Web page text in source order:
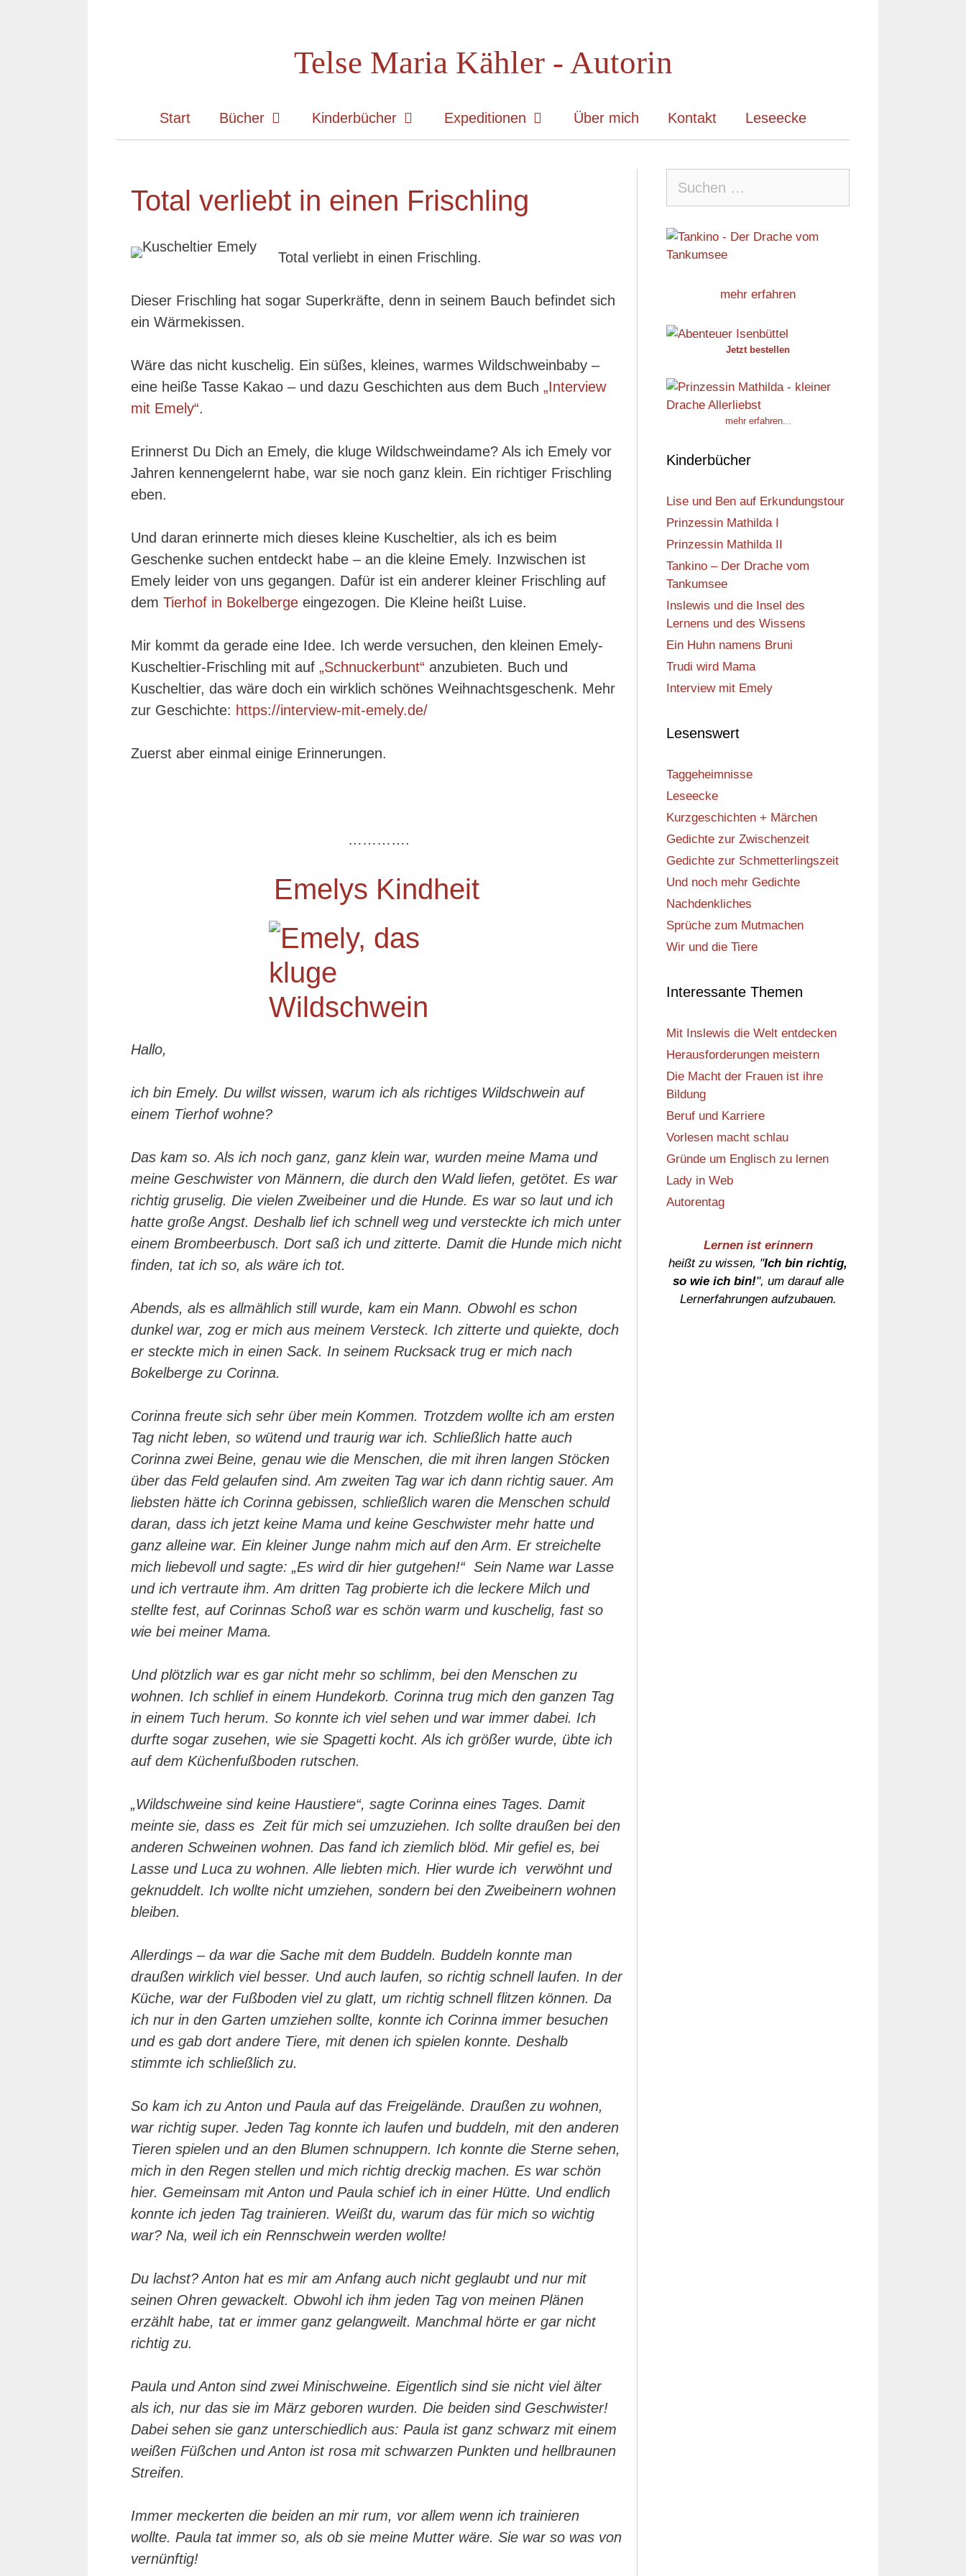
Telse Maria Kähler - Autorin
Start Bücher Kinderbücher Expeditionen Über mich Kontakt Leseecke
Total verliebt in einen Frischling
Total verliebt in einen Frischling.
Dieser Frischling hat sogar Superkräfte, denn in seinem Bauch befindet sich
ein Wärmekissen.
Wäre das nicht kuschelig. Ein süßes, kleines, warmes Wildschweinbaby –
eine heiße Tasse Kakao – und dazu Geschichten aus dem Buch „Interview
mit Emely“.
Erinnerst Du Dich an Emely, die kluge Wildschweindame? Als ich Emely vor
Jahren kennengelernt habe, war sie noch ganz klein. Ein richtiger Frischling
eben.
Und daran erinnerte mich dieses kleine Kuscheltier, als ich es beim
Geschenke suchen entdeckt habe – an die kleine Emely. Inzwischen ist
Emely leider von uns gegangen. Dafür ist ein anderer kleiner Frischling auf
dem Tierhof in Bokelberge eingezogen. Die Kleine heißt Luise.
Mir kommt da gerade eine Idee. Ich werde versuchen, den kleinen Emely-
Kuscheltier-Frischling mit auf „Schnuckerbunt“ anzubieten. Buch und
Kuscheltier, das wäre doch ein wirklich schönes Weihnachtsgeschenk. Mehr
zur Geschichte: https://interview-mit-emely.de/
Zuerst aber einmal einige Erinnerungen.
………….
Emelys Kindheit
Hallo,
ich bin Emely. Du willst wissen, warum ich als richtiges Wildschwein auf
einem Tierhof wohne?
Das kam so. Als ich noch ganz, ganz klein war, wurden meine Mama und
meine Geschwister von Männern, die durch den Wald liefen, getötet. Es war
richtig gruselig. Die vielen Zweibeiner und die Hunde. Es war so laut und ich
hatte große Angst. Deshalb lief ich schnell weg und versteckte ich mich unter
einem Brombeerbusch. Dort saß ich und zitterte. Damit die Hunde mich nicht
finden, tat ich so, als wäre ich tot.
Abends, als es allmählich still wurde, kam ein Mann. Obwohl es schon
dunkel war, zog er mich aus meinem Versteck. Ich zitterte und quiekte, doch
er steckte mich in einen Sack. In seinem Rucksack trug er mich nach
Bokelberge zu Corinna.
Corinna freute sich sehr über mein Kommen. Trotzdem wollte ich am ersten
Tag nicht leben, so wütend und traurig war ich. Schließlich hatte auch
Corinna zwei Beine, genau wie die Menschen, die mit ihren langen Stöcken
über das Feld gelaufen sind. Am zweiten Tag war ich dann richtig sauer. Am
liebsten hätte ich Corinna gebissen, schließlich waren die Menschen schuld
daran, dass ich jetzt keine Mama und keine Geschwister mehr hatte und
ganz alleine war. Ein kleiner Junge nahm mich auf den Arm. Er streichelte
mich liebevoll und sagte: „Es wird dir hier gutgehen!“ Sein Name war Lasse
und ich vertraute ihm. Am dritten Tag probierte ich die leckere Milch und
stellte fest, auf Corinnas Schoß war es schön warm und kuschelig, fast so
wie bei meiner Mama.
Und plötzlich war es gar nicht mehr so schlimm, bei den Menschen zu
wohnen. Ich schlief in einem Hundekorb. Corinna trug mich den ganzen Tag
in einem Tuch herum. So konnte ich viel sehen und war immer dabei. Ich
durfte sogar zusehen, wie sie Spagetti kocht. Als ich größer wurde, übte ich
auf dem Küchenfußboden rutschen.
„Wildschweine sind keine Haustiere“, sagte Corinna eines Tages. Damit
meinte sie, dass es Zeit für mich sei umzuziehen. Ich sollte draußen bei den
anderen Schweinen wohnen. Das fand ich ziemlich blöd. Mir gefiel es, bei
Lasse und Luca zu wohnen. Alle liebten mich. Hier wurde ich verwöhnt und
geknuddelt. Ich wollte nicht umziehen, sondern bei den Zweibeinern wohnen
bleiben.
Allerdings – da war die Sache mit dem Buddeln. Buddeln konnte man
draußen wirklich viel besser. Und auch laufen, so richtig schnell laufen. In der
Küche, war der Fußboden viel zu glatt, um richtig schnell flitzen können. Da
ich nur in den Garten umziehen sollte, konnte ich Corinna immer besuchen
und es gab dort andere Tiere, mit denen ich spielen konnte. Deshalb
stimmte ich schließlich zu.
So kam ich zu Anton und Paula auf das Freigelände. Draußen zu wohnen,
war richtig super. Jeden Tag konnte ich laufen und buddeln, mit den anderen
Tieren spielen und an den Blumen schnuppern. Ich konnte die Sterne sehen,
mich in den Regen stellen und mich richtig dreckig machen. Es war schön
hier. Gemeinsam mit Anton und Paula schief ich in einer Hütte. Und endlich
konnte ich jeden Tag trainieren. Weißt du, warum das für mich so wichtig
war? Na, weil ich ein Rennschwein werden wollte!
Du lachst? Anton hat es mir am Anfang auch nicht geglaubt und nur mit
seinen Ohren gewackelt. Obwohl ich ihm jeden Tag von meinen Plänen
erzählt habe, tat er immer ganz gelangweilt. Manchmal hörte er gar nicht
richtig zu.
Paula und Anton sind zwei Minischweine. Eigentlich sind sie nicht viel älter
als ich, nur das sie im März geboren wurden. Die beiden sind Geschwister!
Dabei sehen sie ganz unterschiedlich aus: Paula ist ganz schwarz mit einem
weißen Füßchen und Anton ist rosa mit schwarzen Punkten und hellbraunen
Streifen.
Immer meckerten die beiden an mir rum, vor allem wenn ich trainieren
wollte. Paula tat immer so, als ob sie meine Mutter wäre. Sie war so was von
vernünftig!
nach:
mehr erfahren
Jetzt bestellen
mehr erfahren...
Kinderbücher
Lise und Ben auf Erkundungstour
Prinzessin Mathilda I
Prinzessin Mathilda II
Tankino – Der Drache vom
Tankumsee
Inslewis und die Insel des
Lernens und des Wissens
Ein Huhn namens Bruni
Trudi wird Mama
Interview mit Emely
Lesenswert
Taggeheimnisse
Leseecke
Kurzgeschichten + Märchen
Gedichte zur Zwischenzeit
Gedichte zur Schmetterlingszeit
Und noch mehr Gedichte
Nachdenkliches
Sprüche zum Mutmachen
Wir und die Tiere
Interessante Themen
Mit Inslewis die Welt entdecken
Herausforderungen meistern
Die Macht der Frauen ist ihre
Bildung
Beruf und Karriere
Vorlesen macht schlau
Gründe um Englisch zu lernen
Lady in Web
Autorentag
Lernen ist erinnern
heißt zu wissen, "Ich bin richtig,
so wie ich bin!", um darauf alle
Lernerfahrungen aufzubauen.